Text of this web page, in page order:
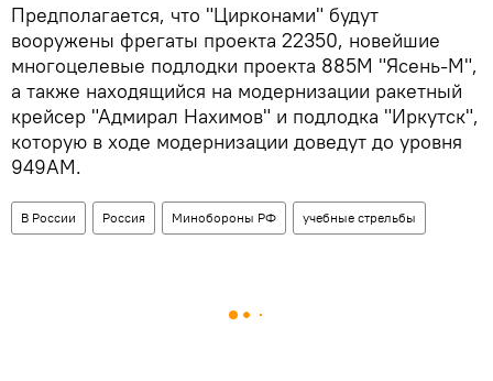
Предполагается, что "Цирконами" будут
вооружены фрегаты проекта 22350, новейшие
многоцелевые подлодки проекта 885М "Ясень-М",
а также находящийся на модернизации ракетный
крейсер "Адмирал Нахимов" и подлодка "Иркутск",
которую в ходе модернизации доведут до уровня
949АМ.
В России Россия Минобороны РФ учебные стрельбы